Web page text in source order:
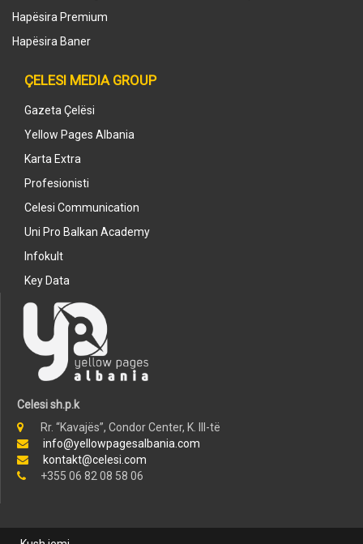
Hapësira Premium
Hapësira Baner
ÇELESI MEDIA GROUP
Gazeta Çelësi
Yellow Pages Albania
Karta Extra
Profesionisti
Celesi Communication
Uni Pro Balkan Academy
Infokult
Key Data
Celesi sh.p.k
Rr. “Kavajës”, Condor Center, K. III-të
info@yellowpagesalbania.com
kontakt@celesi.com
+355 06 82 08 58 06